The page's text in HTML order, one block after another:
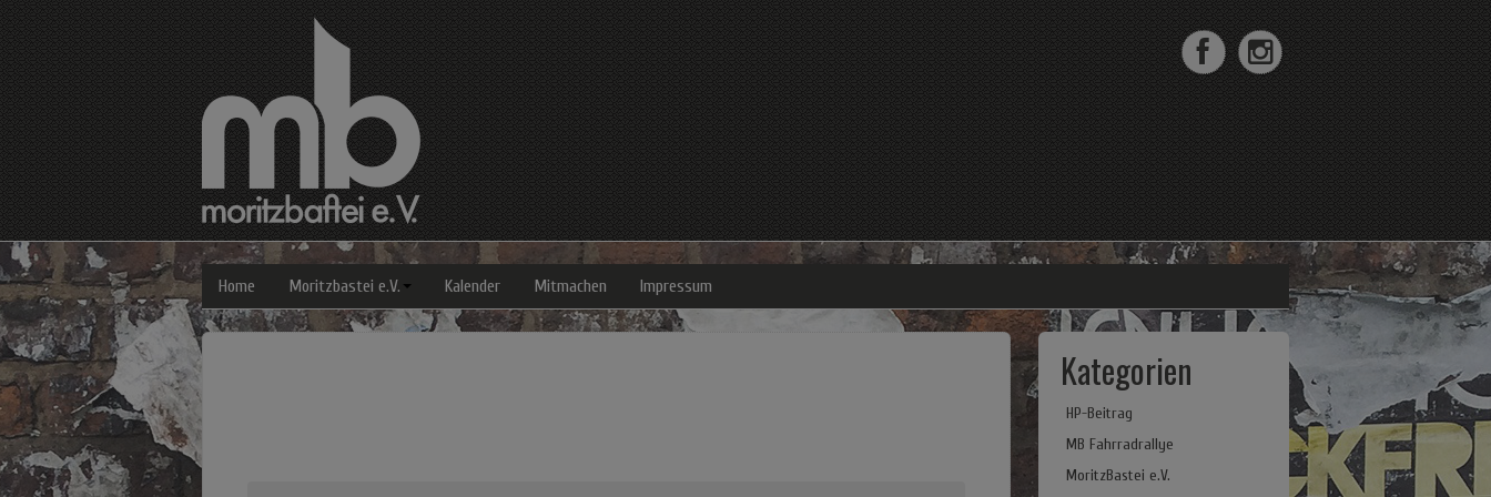
Home Moritzbastei e.V. Kalender Mitmachen Impressum
Kategorien
HP-Beitrag
MB Fahrradrallye
MoritzBastei e.V.